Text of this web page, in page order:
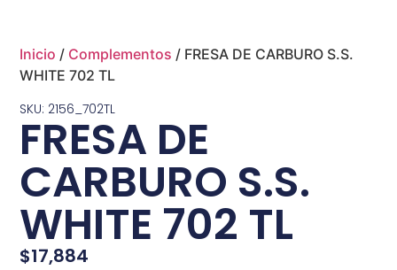
Inicio / Complementos / FRESA DE CARBURO S.S.
WHITE 702 TL
SKU: 2156_702TL
FRESA DE
CARBURO S.S.
WHITE 702 TL
$17,884